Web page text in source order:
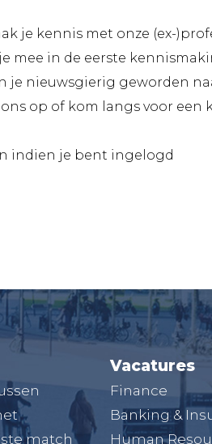
je kennis met onze (ex-
mee in de eerste
je nieuwsgierig geworden
op of kom langs voor een
indien je bent ingelogd
match
Vacatures
Finance
Banking &
Human